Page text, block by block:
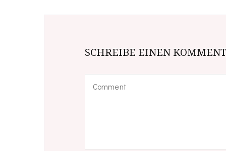
SCHREIBE EINEN